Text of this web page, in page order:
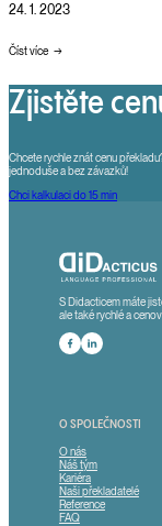
24. 1. 2023
Číst více
Zjistěte
Chcete rychle znát cenu
jednoduše a bez závazků!
Chci kalkulaci do 15 min
S Didacticem máte
ale také rychlé a
Sledute nás na
Sledujte nás na
O SPOLEČNOSTI
O nás
Náš tým
Kariéra
Naši překladatelé
Reference
FAQ